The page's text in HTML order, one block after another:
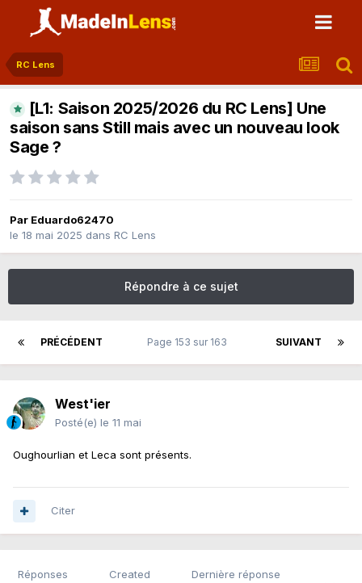
RC Lens
[L1: Saison 2025/2026 du RC Lens] Une
saison sans Still mais avec un nouveau look
Sage ?
Par Eduardo62470
le 18 mai 2025 dans RC Lens
Répondre à ce sujet
PRÉCÉDENT SUIVANT
Page 153 sur 163
West'ier
Posté(e) le 11 mai
Oughourlian et Leca sont présents.
Citer
Réponses Created Dernière réponse